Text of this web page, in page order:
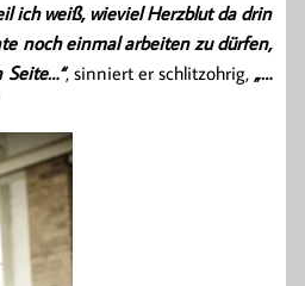
ich weiß, wieviel Herzblut da drin
noch einmal arbeiten zu dürfen,
Seite…“, sinniert er schlitzohrig, „…